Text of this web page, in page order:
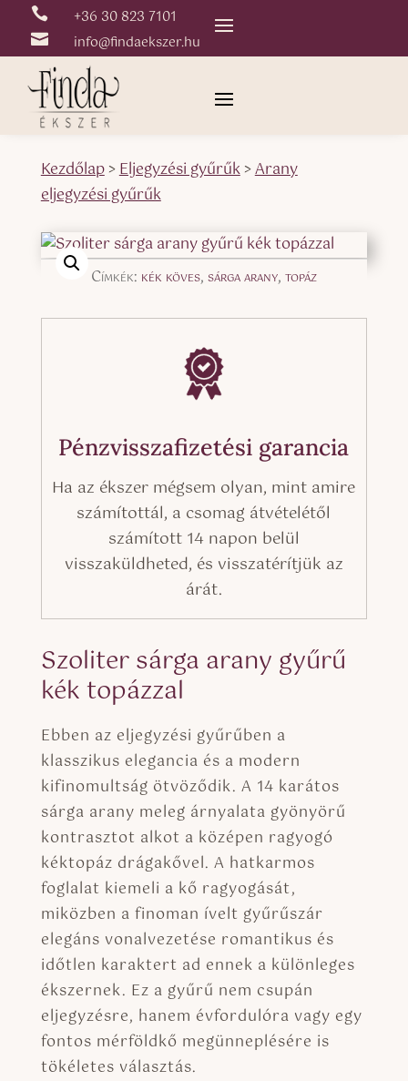
 +36 30 823 7101
 info@findaekszer.hu
Kezdőlap>Eljegyzési gyűrűk>Arany
eljegyzési gyűrűk
Címkék: kék köves,sárga arany,topáz
Pénzvisszafizetési garancia
Ha az ékszer mégsem olyan, mint amire
számítottál, a csomag átvételétől
számított 14 napon belül
visszaküldheted, és visszatérítjük az
árát.
Szoliter sárga arany gyűrű
kék topázzal
Ebben az eljegyzési gyűrűben a
klasszikus elegancia és a modern
kifinomultság ötvöződik. A 14 karátos
sárga arany meleg árnyalata gyönyörű
kontrasztot alkot a középen ragyogó
kéktopáz drágakővel. A hatkarmos
foglalat kiemeli a kő ragyogását,
miközben a finoman ívelt gyűrűszár
elegáns vonalvezetése romantikus és
időtlen karaktert ad ennek a különleges
ékszernek. Ez a gyűrű nem csupán
eljegyzésre, hanem évfordulóra vagy egy
fontos mérföldkő megünneplésére is
tökéletes választás.